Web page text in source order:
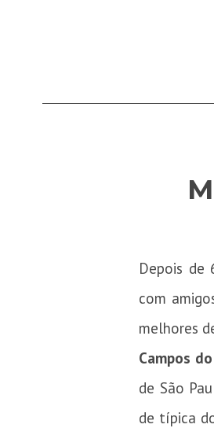
Depois de
com
melhores
Campos
de São
de típica